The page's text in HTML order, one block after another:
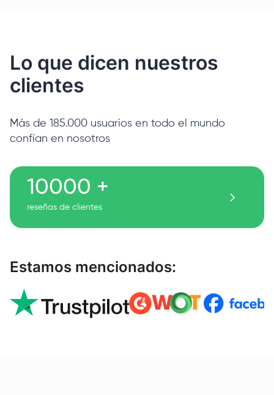
Lo que dicen nuestros
clientes
Más de 185.000 usuarios en todo el mundo
confían en nosotros
10000 +
reseñas de clientes
Estamos mencionados: